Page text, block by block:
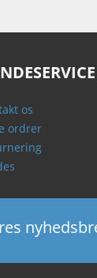
os
ordrer